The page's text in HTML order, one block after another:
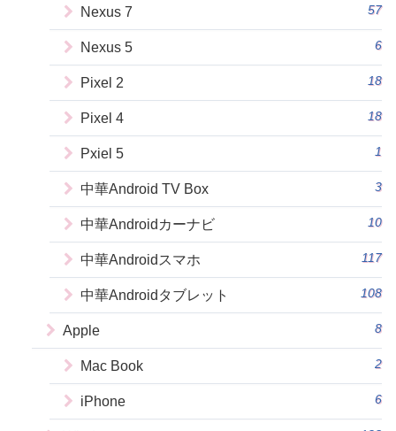
Nexus 7 57
Nexus 5 6
Pixel 2 18
Pixel 4 18
Pxiel 5 1
中華Android TV Box 3
中華Androidカーナビ 10
中華Androidスマホ 117
中華Androidタブレット 108
Apple 8
Mac Book 2
iPhone 6